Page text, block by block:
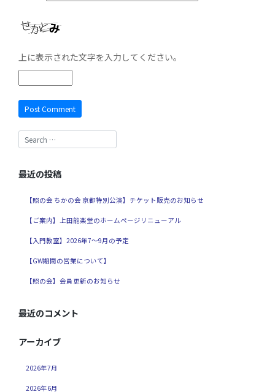
上に表示された文字を入力してください。
最近の投稿
【照の会 ちかの会 京都特別公演】チケット販売のお知らせ
【ご案内】上田能楽堂のホームページリニューアル
【入門教室】2026年7～9月の予定
【GW期間の営業について】
【照の会】会員更新のお知らせ
最近のコメント
アーカイブ
2026年7月
2026年6月